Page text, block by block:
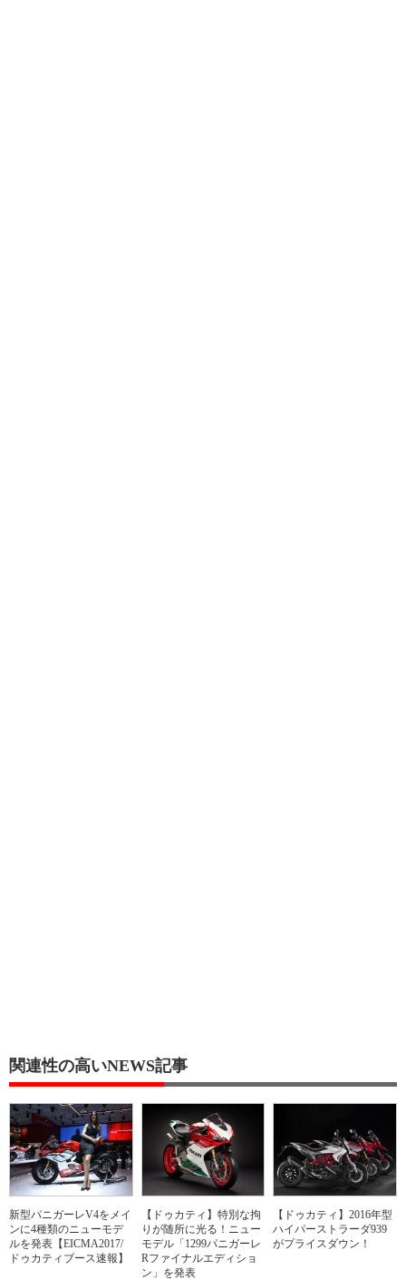
関連性の高いNEWS記事
新型パニガーレV4をメイ
ンに4種類のニューモデ
ルを発表【EICMA2017/
ドゥカティブース速報】
【ドゥカティ】特別な拘
りが随所に光る！ニュー
モデル「1299パニガーレ
Rファイナルエディショ
ン」を発表
【ドゥカティ】2016年型
ハイパーストラーダ939
がプライスダウン！